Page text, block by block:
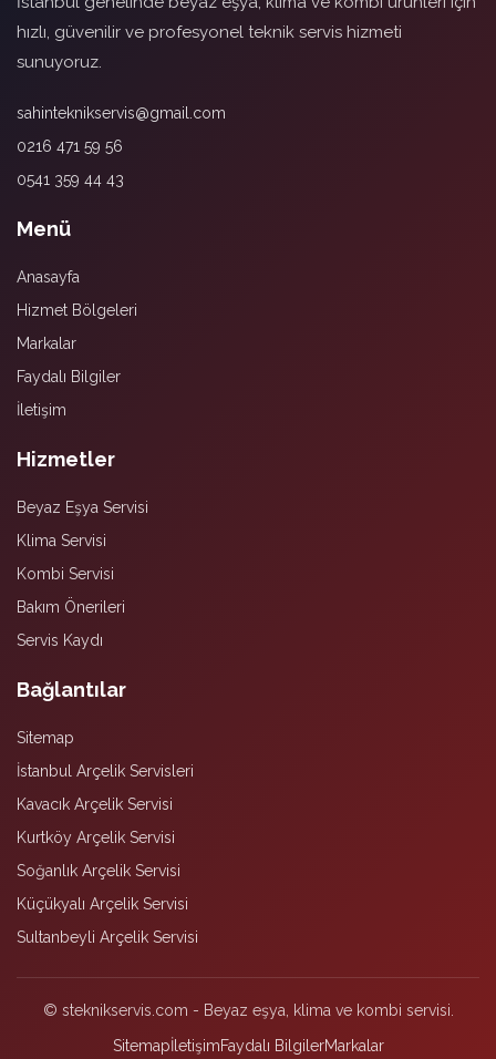
hızlı, güvenilir ve profesyonel teknik servis hizmeti
sunuyoruz.
sahinteknikservis@gmail.com
0216 471 59 56
0541 359 44 43
Menü
Anasayfa
Hizmet Bölgeleri
Markalar
Faydalı Bilgiler
İletişim
Hizmetler
Beyaz Eşya Servisi
Klima Servisi
Kombi Servisi
Bakım Önerileri
Servis Kaydı
Bağlantılar
Sitemap
İstanbul Arçelik Servisleri
Kavacık Arçelik Servisi
Kurtköy Arçelik Servisi
Soğanlık Arçelik Servisi
Küçükyalı Arçelik Servisi
Sultanbeyli Arçelik Servisi
© steknikservis.com - Beyaz eşya, klima ve kombi servisi.
SitemapİletişimFaydalı BilgilerMarkalar